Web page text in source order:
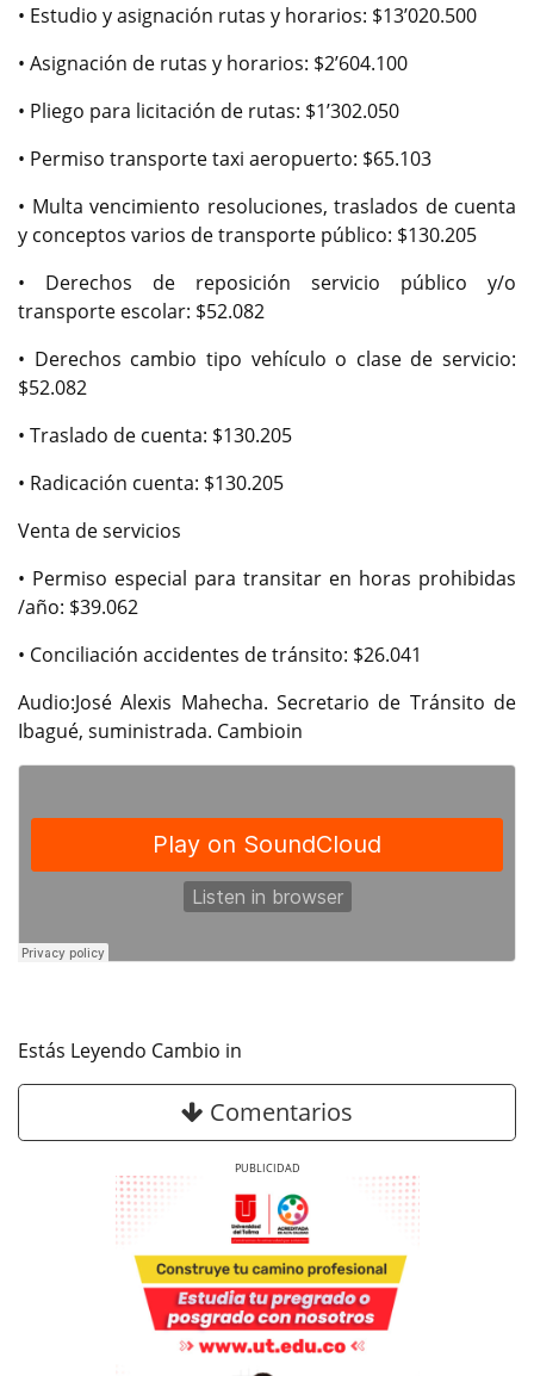
• Estudio y asignación rutas y horarios: $13’020.500
• Asignación de rutas y horarios: $2’604.100
• Pliego para licitación de rutas: $1’302.050
• Permiso transporte taxi aeropuerto: $65.103
• Multa vencimiento resoluciones, traslados de cuenta
y conceptos varios de transporte público: $130.205
• Derechos de reposición servicio público y/o
transporte escolar: $52.082
• Derechos cambio tipo vehículo o clase de servicio:
$52.082
• Traslado de cuenta: $130.205
• Radicación cuenta: $130.205
Venta de servicios
• Permiso especial para transitar en horas prohibidas
/año: $39.062
• Conciliación accidentes de tránsito: $26.041
Audio:José Alexis Mahecha. Secretario de Tránsito de
Ibagué, suministrada. Cambioin
Estás Leyendo Cambio in
Comentarios